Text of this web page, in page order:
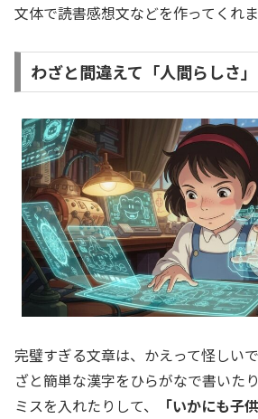
文体で読書感想文などを作ってくれま
わざと間違えて「人間らしさ
完璧すぎる文章は、かえって怪しい
ざと簡単な漢字をひらがなで書いた
ミスを入れたりして、
「いかにも子